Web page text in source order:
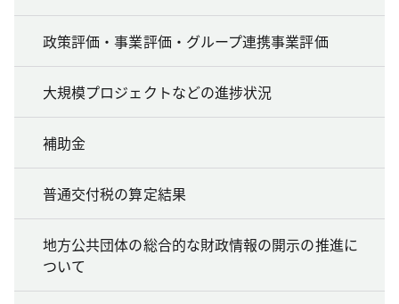
政策評価・事業評価・グループ連携事業評価
大規模プロジェクトなどの進捗状況
補助金
普通交付税の算定結果
地方公共団体の総合的な財政情報の開示の推進に
ついて